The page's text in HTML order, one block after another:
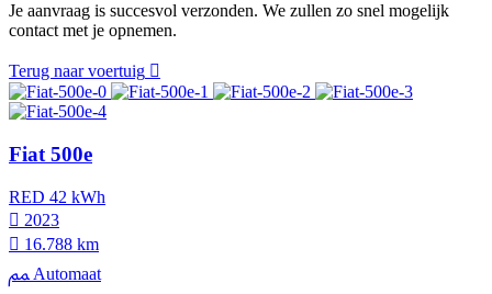
Je aanvraag is succesvol verzonden. We zullen zo snel mogelijk
contact met je opnemen.
Terug naar voertuig
Fiat 500e
RED 42 kWh
2023
16.788 km
Automaat